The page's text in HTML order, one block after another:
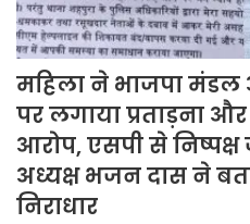
महिला ने भाजपा मंडल
पर लगाया प्रताड़ना
आरोप, एसपी से
अध्यक्ष भजन दास ने
निराधार